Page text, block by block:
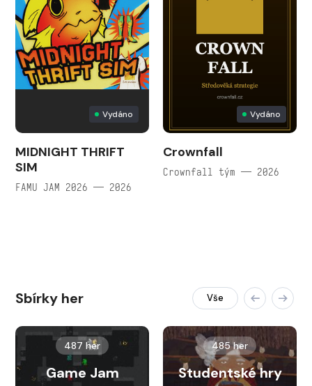
Vydáno
MIDNIGHT THRIFT
SIM
FAMU JAM 2026 — 2026
Vydáno
Crownfall
Crownfall tým — 2026
Sbírky her Vše
487 her
Game Jam
485 her
Studentské hry